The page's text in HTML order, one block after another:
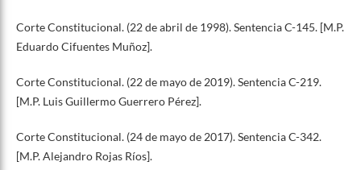
Corte Constitucional. (22 de abril de 1998). Sentencia C-145. [M.P.
Eduardo Cifuentes Muñoz].
Corte Constitucional. (22 de mayo de 2019). Sentencia C-219.
[M.P. Luis Guillermo Guerrero Pérez].
Corte Constitucional. (24 de mayo de 2017). Sentencia C-342.
[M.P. Alejandro Rojas Ríos].